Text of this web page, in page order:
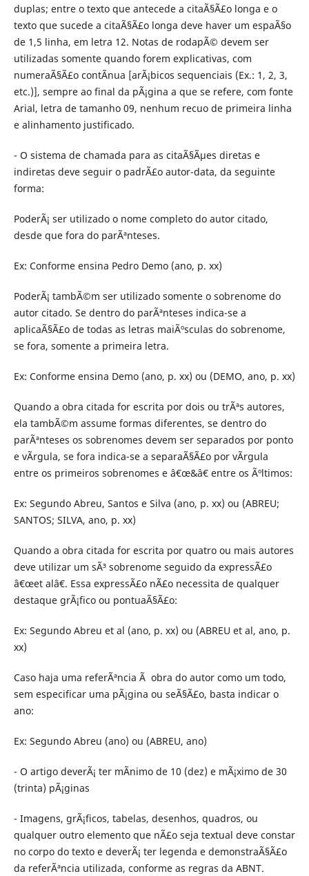
duplas; entre o texto que antecede a citaÃ§Ã£o longa e o
texto que sucede a citaÃ§Ã£o longa deve haver um espaÃ§o
de 1,5 linha, em letra 12. Notas de rodapÃ© devem ser
utilizadas somente quando forem explicativas, com
numeraÃ§Ã£o contÃ­nua [arÃ¡bicos sequenciais (Ex.: 1, 2, 3,
etc.)], sempre ao final da pÃ¡gina a que se refere, com fonte
Arial, letra de tamanho 09, nenhum recuo de primeira linha
e alinhamento justificado.
- O sistema de chamada para as citaÃ§Ãµes diretas e
indiretas deve seguir o padrÃ£o autor-data, da seguinte
forma:
PoderÃ¡ ser utilizado o nome completo do autor citado,
desde que fora do parÃªnteses.
Ex: Conforme ensina Pedro Demo (ano, p. xx)
PoderÃ¡ tambÃ©m ser utilizado somente o sobrenome do
autor citado. Se dentro do parÃªnteses indica-se a
aplicaÃ§Ã£o de todas as letras maiÃºsculas do sobrenome,
se fora, somente a primeira letra.
Ex: Conforme ensina Demo (ano, p. xx) ou (DEMO, ano, p. xx)
Quando a obra citada for escrita por dois ou trÃªs autores,
ela tambÃ©m assume formas diferentes, se dentro do
parÃªnteses os sobrenomes devem ser separados por ponto
e vÃ­rgula, se fora indica-se a separaÃ§Ã£o por vÃ­rgula
entre os primeiros sobrenomes e â€œ&â€ entre os Ãºltimos:
Ex: Segundo Abreu, Santos e Silva (ano, p. xx) ou (ABREU;
SANTOS; SILVA, ano, p. xx)
Quando a obra citada for escrita por quatro ou mais autores
deve utilizar um sÃ³ sobrenome seguido da expressÃ£o
â€œet alâ€. Essa expressÃ£o nÃ£o necessita de qualquer
destaque grÃ¡fico ou pontuaÃ§Ã£o:
Ex: Segundo Abreu et al (ano, p. xx) ou (ABREU et al, ano, p.
xx)
Caso haja uma referÃªncia Ã obra do autor como um todo,
sem especificar uma pÃ¡gina ou seÃ§Ã£o, basta indicar o
ano:
Ex: Segundo Abreu (ano) ou (ABREU, ano)
- O artigo deverÃ¡ ter mÃ­nimo de 10 (dez) e mÃ¡ximo de 30
(trinta) pÃ¡ginas
- Imagens, grÃ¡ficos, tabelas, desenhos, quadros, ou
qualquer outro elemento que nÃ£o seja textual deve constar
no corpo do texto e deverÃ¡ ter legenda e demonstraÃ§Ã£o
da referÃªncia utilizada, conforme as regras da ABNT.